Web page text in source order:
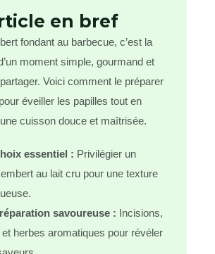
en bref
fondant au barbecue, c’est la
moment simple, gourmand et
Voici comment le préparer
éveiller les papilles tout en
cuisson douce et maîtrisée.
essentiel : Privilégier un
au lait cru pour une texture
savoureuse : Incisions,
et herbes aromatiques pour révéler